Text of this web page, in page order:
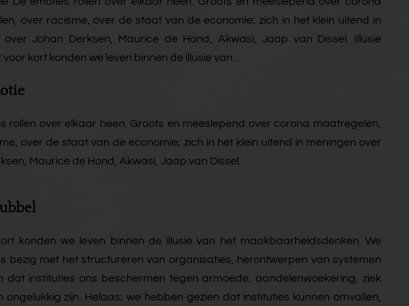
over racisme, over de staat van de economie; zich in het klein uitend in
over Johan Derksen, Maurice de Hond, Akwasi, Jaap van Dissel. Illusie
voor kort konden we leven binnen de illusie van...
rollen over elkaar heen. Groots en meeslepend over corona maatregelen,
over de staat van de economie; zich in het klein uitend in meningen over
Maurice de Hond, Akwasi, Jaap van Dissel.
konden we leven binnen de illusie van het maakbaarheidsdenken. We
bezig met het structureren van organisaties, herontwerpen van systemen
dat instituties ons beschermen tegen armoede, aandelenwoekering, ziek
ongelukkig zijn. Helaas; we hebben gezien dat instituties kunnen omvallen,